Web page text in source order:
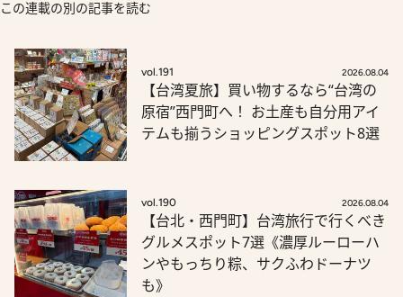
この連載の別の記事を読む
vol.191 2026.08.04
【台湾夏旅】買い物するなら“台湾の
原宿”西門町へ！ お土産も自分用アイ
テムも揃うショッピングスポット8選
vol.190 2026.08.04
【台北・西門町】台湾旅行で行くべき
グルメスポット7選《濃厚ルーローハ
ンやもっちり粽、サクふわドーナツ
も》